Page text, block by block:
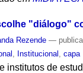
"diálogo"
Rezende —
Institucional ,capa
institutos de